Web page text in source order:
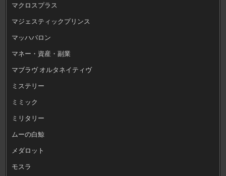
マクロスプラス
マジェスティックプリンス
マッハバロン
マネー・資産・副業
マブラヴ オルタネイティヴ
ミステリー
ミミック
ミリタリー
ムーの白鯨
メダロット
モスラ